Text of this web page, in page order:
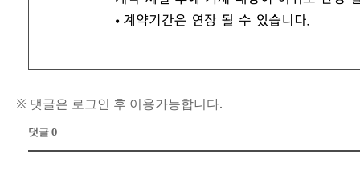
※ 댓글은 로그인 후 이용가능합니다.
댓글 0